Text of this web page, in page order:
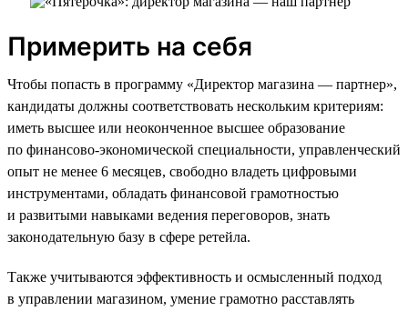
Примерить на себя
Чтобы попасть в программу «Директор магазина — партнер»,
кандидаты должны соответствовать нескольким критериям:
иметь высшее или неоконченное высшее образование
по финансово-экономической специальности, управленческий
опыт не менее 6 месяцев, свободно владеть цифровыми
инструментами, обладать финансовой грамотностью
и развитыми навыками ведения переговоров, знать
законодательную базу в сфере ретейла.
Также учитываются эффективность и осмысленный подход
в управлении магазином, умение грамотно расставлять